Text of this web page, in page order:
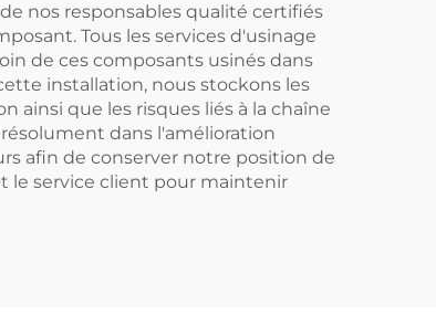
nos responsables qualité certifiés
Tous les services d'usinage
de ces composants usinés dans
installation, nous stockons les
ainsi que les risques liés à la chaîne
dans l'amélioration
afin de conserver notre position de
le service client pour maintenir